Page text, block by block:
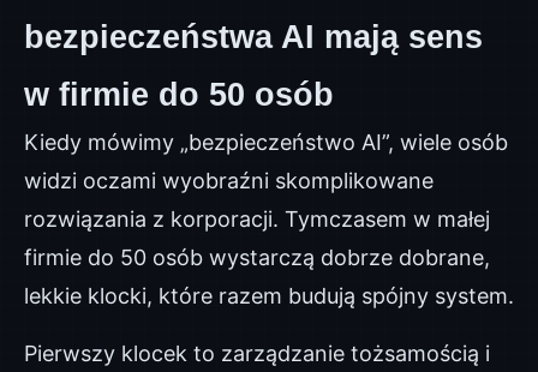
bezpieczeństwa AI mają sens
w firmie do 50 osób
Kiedy mówimy „bezpieczeństwo AI”, wiele osób
widzi oczami wyobraźni skomplikowane
rozwiązania z korporacji. Tymczasem w małej
firmie do 50 osób wystarczą dobrze dobrane,
lekkie klocki, które razem budują spójny system.
Pierwszy klocek to zarządzanie tożsamością i